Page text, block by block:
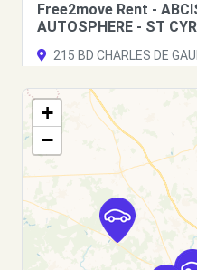
Free2move Rent -
AUTOSPHERE - ST
215 BD CHARLES DE
Voir l'agence
Free2Move Rent -
COUDRIN SARL -
RUE JEAN PERRIN
CHAMBRAY-LES-
+
−